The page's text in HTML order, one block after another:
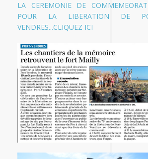
LA CEREMONIE DE
POUR LA LIBERATION DE
VENDRES...CLIQUEZ ICI